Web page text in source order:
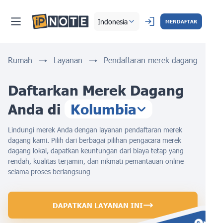
Indonesia MENDAFTAR
Rumah Layanan Pendaftaran merek dagang
Daftarkan Merek Dagang
Anda di
Kolumbia
Lindungi merek Anda dengan layanan pendaftaran merek
dagang kami. Pilih dari berbagai pilihan pengacara merek
dagang lokal, dapatkan keuntungan dari biaya tetap yang
rendah, kualitas terjamin, dan nikmati pemantauan online
selama proses berlangsung
DAPATKAN LAYANAN INI